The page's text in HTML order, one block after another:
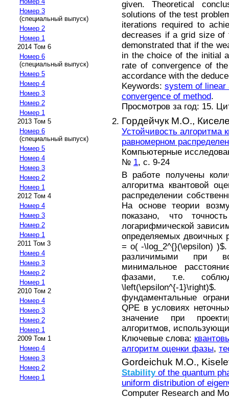
Номер 3
(специальный выпуск)
Номер 2
Номер 1
2014 Том 6
Номер 6
(специальный выпуск)
Номер 5
Номер 4
Номер 3
Номер 2
Номер 1
2013 Том 5
Номер 6
(специальный выпуск)
Номер 5
Номер 4
Номер 3
Номер 2
Номер 1
2012 Том 4
Номер 4
Номер 3
Номер 2
Номер 1
2011 Том 3
Номер 4
Номер 3
Номер 2
Номер 1
2010 Том 2
Номер 4
Номер 3
Номер 2
Номер 1
2009 Том 1
Номер 4
Номер 3
Номер 2
Номер 1
given. Theoretical
solutions of the test
iterations required to
decreases if a grid size of
demonstrated that if the
in the choice of the initial
rate of convergence of
accordance with the
Keywords: system of linear
convergence of method.
Просмотров за год: 15.
Гордейчук М.О.,
Устойчивость алгоритма
равномерном
Компьютерные
№ 1, с. 9-24
В работе получены
алгоритма квантовой
распределении
На основе теории
показано, что
логарифмической
определяемых двоичных
= o( -\log_2^{}(\epsilon)
различимыми при
минимальное
фазами, т.е.
\left(\epsilon^{-
фундаментальные
QPE в условиях
значение при
алгоритмов,
Ключевые слова:
алгоритм оценки фазы,
Gordeichuk M.O.,
Stabilityof the quantum
uniform distribution of
Computer Research and